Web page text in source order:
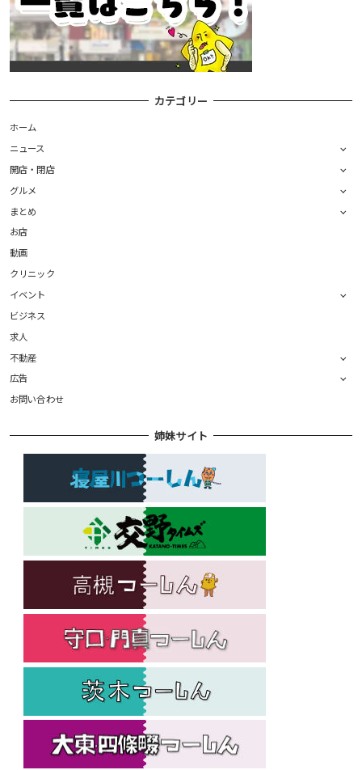
カテゴリー
ホーム
ニュース
開店・閉店
グルメ
まとめ
お店
動画
クリニック
イベント
ビジネス
求人
不動産
広告
お問い合わせ
姉妹サイト